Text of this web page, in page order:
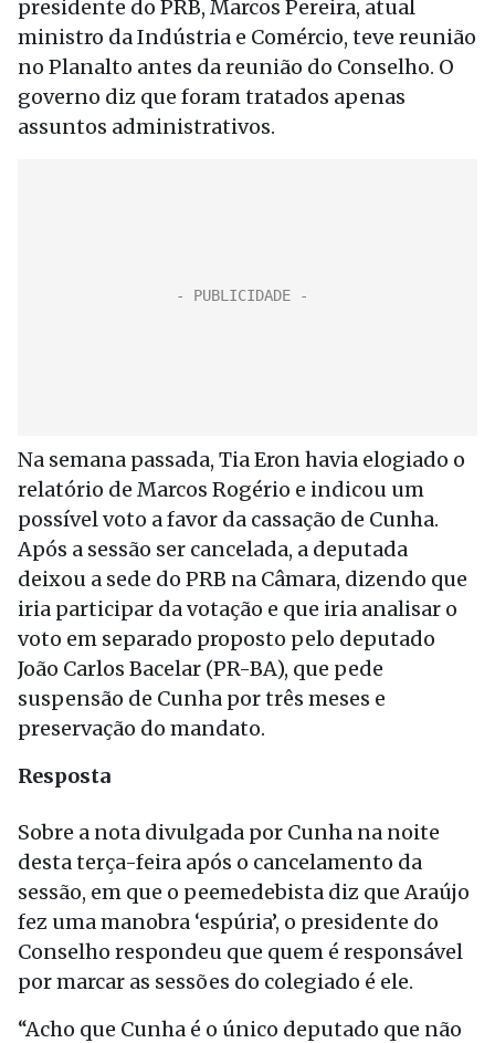
presidente do PRB, Marcos Pereira, atual
ministro da Indústria e Comércio, teve reunião
no Planalto antes da reunião do Conselho. O
governo diz que foram tratados apenas
assuntos administrativos.
Na semana passada, Tia Eron havia elogiado o
relatório de Marcos Rogério e indicou um
possível voto a favor da cassação de Cunha.
Após a sessão ser cancelada, a deputada
deixou a sede do PRB na Câmara, dizendo que
iria participar da votação e que iria analisar o
voto em separado proposto pelo deputado
João Carlos Bacelar (PR-BA), que pede
suspensão de Cunha por três meses e
preservação do mandato.
Resposta
Sobre a nota divulgada por Cunha na noite
desta terça-feira após o cancelamento da
sessão, em que o peemedebista diz que Araújo
fez uma manobra ‘espúria’, o presidente do
Conselho respondeu que quem é responsável
por marcar as sessões do colegiado é ele.
“Acho que Cunha é o único deputado que não